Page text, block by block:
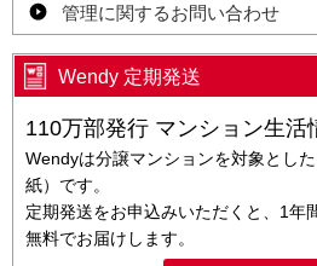
管理に関するお問い合わせ
Wendy 定期発送
110万部発行 マンション生活
Wendyは分譲マンションを対象とし
紙）です。
定期発送をお申込みいただくと、1年
無料でお届けします。